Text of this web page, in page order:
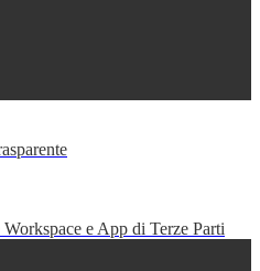
e App di Terze Parti